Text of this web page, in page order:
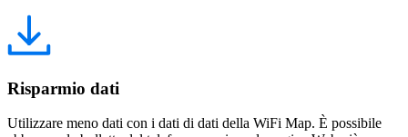
Risparmio dati
Utilizzare meno dati con i dati di dati della WiFi Map. È possibile